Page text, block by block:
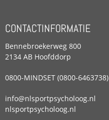
CONTACTINFORMATIE
Bennebroekerweg 800
2134 AB Hoofddorp
0800-MINDSET (0800-6463738)
info@nlsportpsycholoog.nl
nlsportpsycholoog.nl